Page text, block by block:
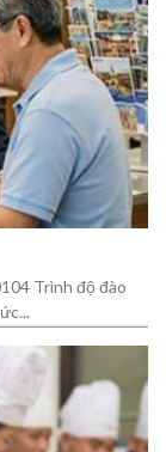
Trình độ đào